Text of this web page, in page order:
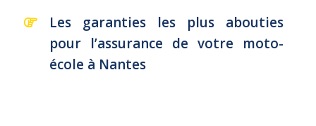
Les garanties les plus abouties
pour l’assurance de votre moto-
école à Nantes